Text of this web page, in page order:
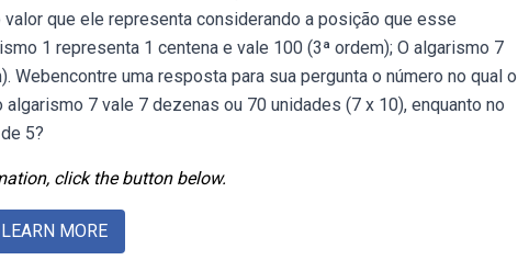
que ele representa considerando a posição que esse
1 representa 1 centena e vale 100 (3ª ordem); O algarismo 7
uma resposta para sua pergunta o número no qual o
7 vale 7 dezenas ou 70 unidades (7 x 10), enquanto no
5?
click the button below.
LEARN MORE